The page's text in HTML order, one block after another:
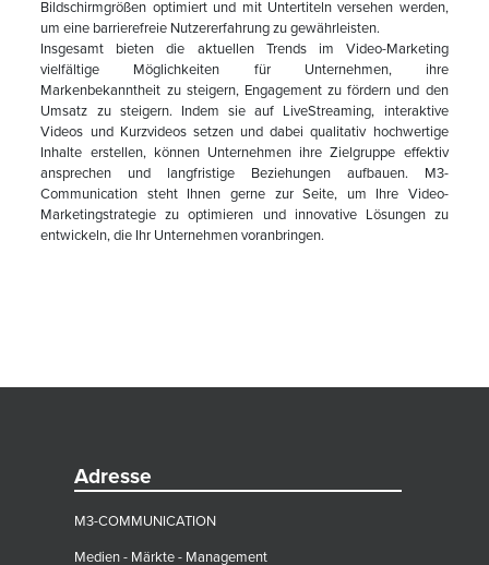
Bildschirmgrößen optimiert und mit Untertiteln versehen werden,
um eine barrierefreie Nutzererfahrung zu gewährleisten.
Insgesamt bieten die aktuellen Trends im Video-Marketing
vielfältige Möglichkeiten für Unternehmen, ihre
Markenbekanntheit zu steigern, Engagement zu fördern und den
Umsatz zu steigern. Indem sie auf LiveStreaming, interaktive
Videos und Kurzvideos setzen und dabei qualitativ hochwertige
Inhalte erstellen, können Unternehmen ihre Zielgruppe effektiv
ansprechen und langfristige Beziehungen aufbauen. M3-
Communication steht Ihnen gerne zur Seite, um Ihre Video-
Marketingstrategie zu optimieren und innovative Lösungen zu
entwickeln, die Ihr Unternehmen voranbringen.
Adresse
M3-COMMUNICATION
Medien - Märkte - Management